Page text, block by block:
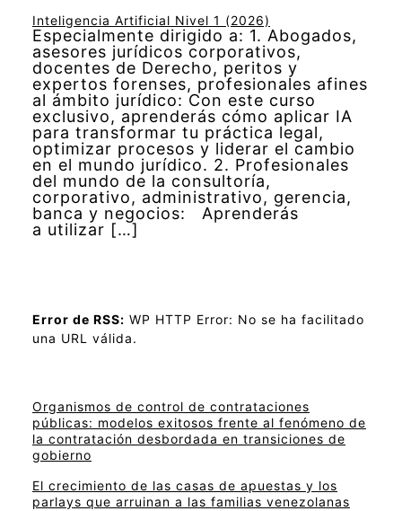
Inteligencia Artificial Nivel 1 (2026)
Especialmente dirigido a: 1. Abogados,
asesores jurídicos corporativos,
docentes de Derecho, peritos y
expertos forenses, profesionales afines
al ámbito jurídico: Con este curso
exclusivo, aprenderás cómo aplicar IA
para transformar tu práctica legal,
optimizar procesos y liderar el cambio
en el mundo jurídico. 2. Profesionales
del mundo de la consultoría,
corporativo, administrativo, gerencia,
banca y negocios: Aprenderás
a utilizar […]
Error de RSS: WP HTTP Error: No se ha facilitado
una URL válida.
Organismos de control de contrataciones
públicas: modelos exitosos frente al fenómeno de
la contratación desbordada en transiciones de
gobierno
El crecimiento de las casas de apuestas y los
parlays que arruinan a las familias venezolanas